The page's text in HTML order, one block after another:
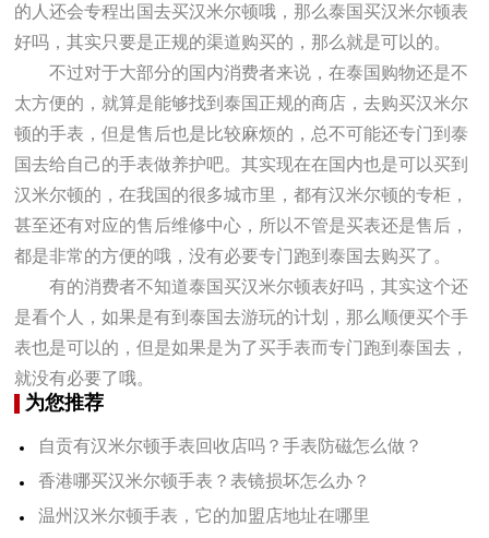
的人还会专程出国去买汉米尔顿哦，那么泰国买汉米尔顿表
好吗，其实只要是正规的渠道购买的，那么就是可以的。
不过对于大部分的国内消费者来说，在泰国购物还是不
太方便的，就算是能够找到泰国正规的商店，去购买汉米尔
顿的手表，但是售后也是比较麻烦的，总不可能还专门到泰
国去给自己的手表做养护吧。其实现在在国内也是可以买到
汉米尔顿的，在我国的很多城市里，都有汉米尔顿的专柜，
甚至还有对应的售后维修中心，所以不管是买表还是售后，
都是非常的方便的哦，没有必要专门跑到泰国去购买了。
有的消费者不知道泰国买汉米尔顿表好吗，其实这个还
是看个人，如果是有到泰国去游玩的计划，那么顺便买个手
表也是可以的，但是如果是为了买手表而专门跑到泰国去，
就没有必要了哦。
为您推荐
自贡有汉米尔顿手表回收店吗？手表防磁怎么做？
香港哪买汉米尔顿手表？表镜损坏怎么办？
温州汉米尔顿手表，它的加盟店地址在哪里